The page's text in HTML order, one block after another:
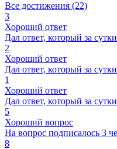
Все достижения (22)
3
Хороший ответ
Дал ответ, который за
2
Хороший ответ
Дал ответ, который за
1
Хороший ответ
Дал ответ, который за
5
Хороший вопрос
На вопрос подписалось 3
8